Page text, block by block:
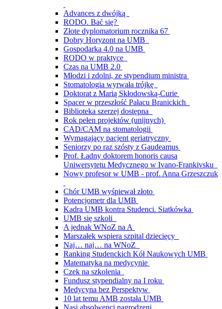
Advances z dwójką
RODO. Bać się?
Złote dyplomatorium rocznika 67
Dobry Horyzont na UMB
Gospodarka 4.0 na UMB
RODO w praktyce
Czas na UMB 2.0
Młodzi i zdolni, ze stypendium ministra
Stomatologia wyrwała trójkę
Doktorat z Marią Skłodowską-Curie
Spacer w przeszłość Pałacu Branickich
Biblioteka szerzej dostępna
Rok pełen projektów (unijnych)
CAD/CAM na stomatologii
Wymagający pacjent geriatryczny
Seniorzy po raz szósty z Gaudeamus
Prof. Ładny doktorem honoris causa
Uniwersytetu Medycznego w Ivano-Frankivsku
Nowy profesor w UMB - prof. Anna Grzeszczuk
Chór UMB wyśpiewał złoto
Potencjometr dla UMB
Kadra UMB kontra Studenci. Siatkówka
UMB się szkoli
A jednak WNoZ na A
Marszałek wspiera szpital dziecięcy
Naj… naj… na WNoZ
Ranking Studenckich Kół Naukowych UMB
Matematyka na medycynie
Czek na szkolenia
Fundusz stypendialny na I roku
Medycyna bez Perspektyw
10 lat temu AMB została UMB
Nasi absolwenci nagrodzeni